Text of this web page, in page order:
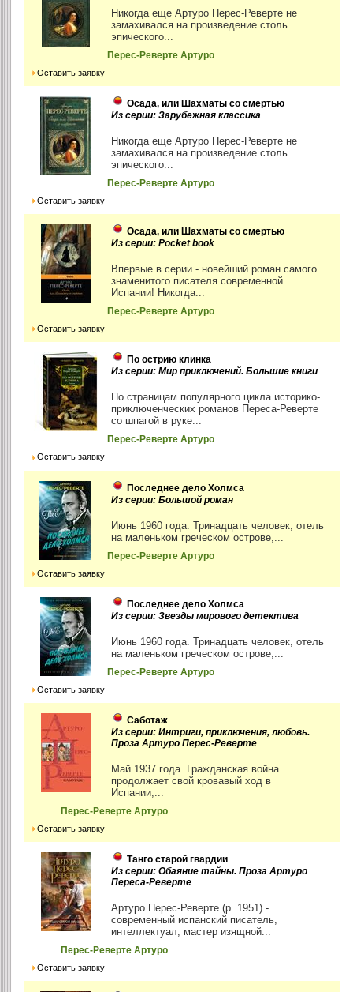
Никогда еще Артуро Перес-Реверте не
замахивался на произведение столь
эпического...
Перес-Реверте Артуро
Оставить заявку
Осада, или Шахматы со смертью
Из серии: Зарубежная классика
Никогда еще Артуро Перес-Реверте не
замахивался на произведение столь
эпического...
Перес-Реверте Артуро
Оставить заявку
Осада, или Шахматы со смертью
Из серии: Pocket book
Впервые в серии - новейший роман самого
знаменитого писателя современной
Испании! Никогда...
Перес-Реверте Артуро
Оставить заявку
По острию клинка
Из серии: Мир приключений. Большие книги
По страницам популярного цикла историко-
приключенческих романов Переса-Реверте
со шпагой в руке...
Перес-Реверте Артуро
Оставить заявку
Последнее дело Холмса
Из серии: Большой роман
Июнь 1960 года. Тринадцать человек, отель
на маленьком греческом острове,...
Перес-Реверте Артуро
Оставить заявку
Последнее дело Холмса
Из серии: Звезды мирового детектива
Июнь 1960 года. Тринадцать человек, отель
на маленьком греческом острове,...
Перес-Реверте Артуро
Оставить заявку
Саботаж
Из серии: Интриги, приключения, любовь.
Проза Артуро Перес-Реверте
Май 1937 года. Гражданская война
продолжает свой кровавый ход в
Испании,...
Перес-Реверте Артуро
Оставить заявку
Танго старой гвардии
Из серии: Обаяние тайны. Проза Артуро
Переса-Реверте
Артуро Перес-Реверте (р. 1951) -
современный испанский писатель,
интеллектуал, мастер изящной...
Перес-Реверте Артуро
Оставить заявку